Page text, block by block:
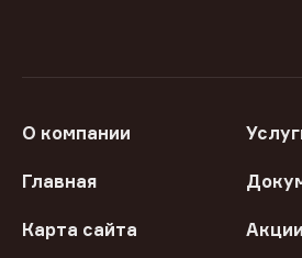
О компании
Главная
Карта сайта Акции